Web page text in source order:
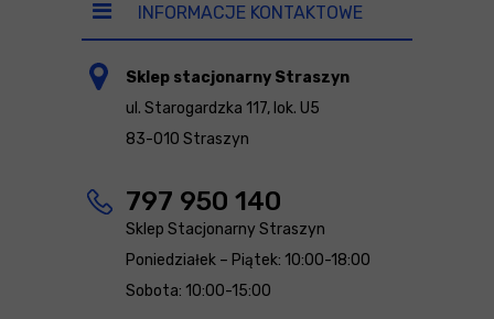
INFORMACJE KONTAKTOWE
Sklep stacjonarny Straszyn
ul. Starogardzka 117, lok. U5
83-010 Straszyn
797 950 140
Sklep Stacjonarny Straszyn
Poniedziałek – Piątek: 10:00-18:00
Sobota: 10:00-15:00